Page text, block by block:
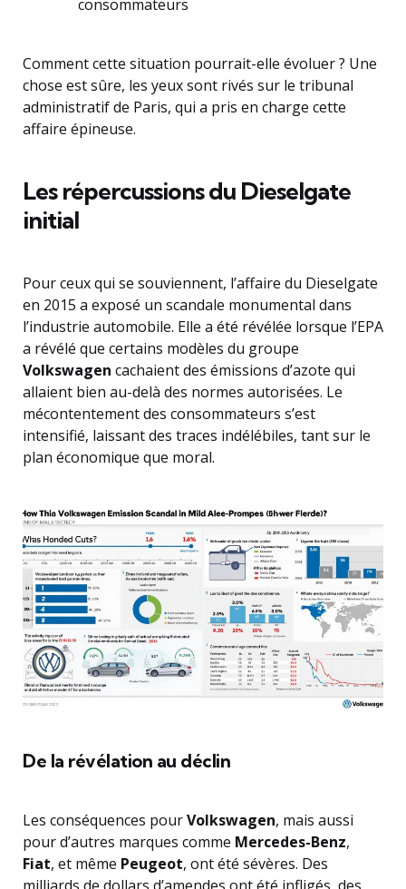
consommateurs
Comment cette situation pourrait-elle évoluer ? Une
chose est sûre, les yeux sont rivés sur le tribunal
administratif de Paris, qui a pris en charge cette
affaire épineuse.
Les répercussions du Dieselgate
initial
Pour ceux qui se souviennent, l’affaire du Dieselgate
en 2015 a exposé un scandale monumental dans
l’industrie automobile. Elle a été révélée lorsque l’EPA
a révélé que certains modèles du groupe
Volkswagen cachaient des émissions d’azote qui
allaient bien au-delà des normes autorisées. Le
mécontentement des consommateurs s’est
intensifié, laissant des traces indélébiles, tant sur le
plan économique que moral.
De la révélation au déclin
Les conséquences pourVolkswagen, mais aussi
pour d’autres marques comme Mercedes-Benz,
Fiat, et même Peugeot, ont été sévères. Des